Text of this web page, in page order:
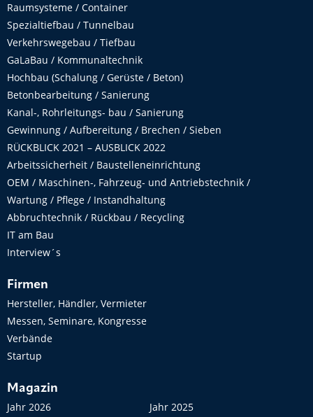
Raumsysteme / Container
Spezialtiefbau / Tunnelbau
Verkehrswegebau / Tiefbau
GaLaBau / Kommunaltechnik
Hochbau (Schalung / Gerüste / Beton)
Betonbearbeitung / Sanierung
Kanal-, Rohrleitungs- bau / Sanierung
Gewinnung / Aufbereitung / Brechen / Sieben
RÜCKBLICK 2021 – AUSBLICK 2022
Arbeitssicherheit / Baustelleneinrichtung
OEM / Maschinen-, Fahrzeug- und Antriebstechnik /
Wartung / Pflege / Instandhaltung
Abbruchtechnik / Rückbau / Recycling
IT am Bau
Interview´s
Firmen
Hersteller, Händler, Vermieter
Messen, Seminare, Kongresse
Verbände
Startup
Magazin
Jahr 2026
Jahr 2025